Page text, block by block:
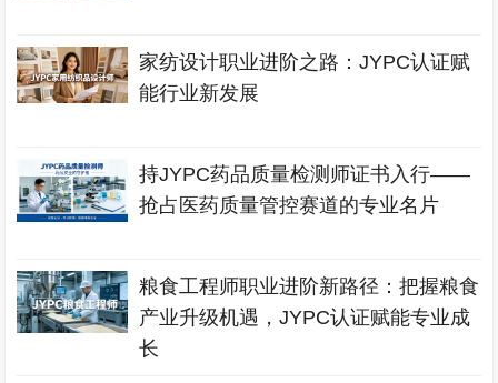
家纺设计职业进阶之路：JYPC认证赋
能行业新发展
持JYPC药品质量检测师证书入行——
抢占医药质量管控赛道的专业名片
粮食工程师职业进阶新路径：把握粮食
产业升级机遇，JYPC认证赋能专业成
长